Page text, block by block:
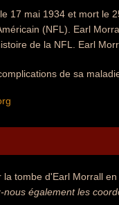
17 mai 1934 et mort le
(NFL). Earl
de la NFL. Earl
de sa
la tombe d'Earl Morrall
nous également les